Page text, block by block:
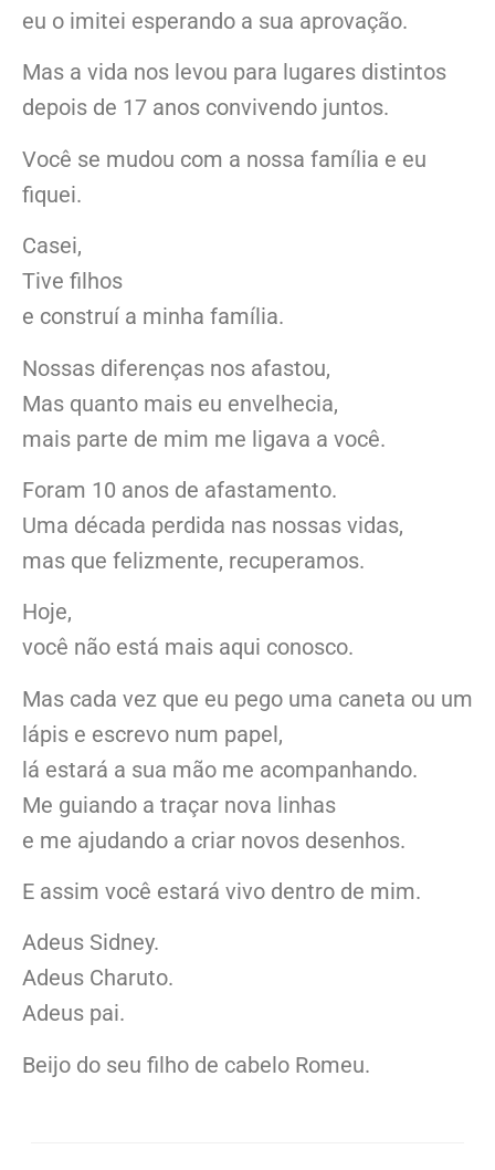
eu o imitei esperando a sua aprovação.
Mas a vida nos levou para lugares distintos
depois de 17 anos convivendo juntos.
Você se mudou com a nossa família e eu
fiquei.
Casei,
Tive filhos
e construí a minha família.
Nossas diferenças nos afastou,
Mas quanto mais eu envelhecia,
mais parte de mim me ligava a você.
Foram 10 anos de afastamento.
Uma década perdida nas nossas vidas,
mas que felizmente, recuperamos.
Hoje,
você não está mais aqui conosco.
Mas cada vez que eu pego uma caneta ou um
lápis e escrevo num papel,
lá estará a sua mão me acompanhando.
Me guiando a traçar nova linhas
e me ajudando a criar novos desenhos.
E assim você estará vivo dentro de mim.
Adeus Sidney.
Adeus Charuto.
Adeus pai.
Beijo do seu filho de cabelo Romeu.